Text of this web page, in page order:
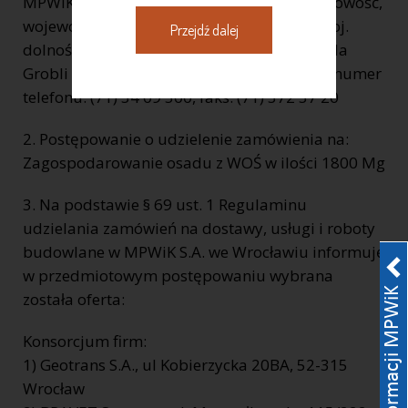
województwo, powiat: 50 – 421 Wrocław, woj.
dolnośląskie, ulica, nr domu, nr lokalu: ul. Na
Grobli 14/16, internet: www.mpwik.wroc.pl numer
telefonu: (71) 34 09 500, faks: (71) 372 37 20
2. Postępowanie o udzielenie zamówienia na:
Zagospodarowanie osadu z WOŚ w ilości 1800 Mg
3. Na podstawie § 69 ust. 1 Regulaminu
udzielania zamówień na dostawy, usługi i roboty
budowlane w MPWiK S.A. we Wrocławiu informuję
w przedmiotowym postępowaniu wybrana
została oferta:
Konsorcjum firm:
1) Geotrans S.A., ul Kobierzycka 20BA, 52-315
Wrocław
Przejdź dalej